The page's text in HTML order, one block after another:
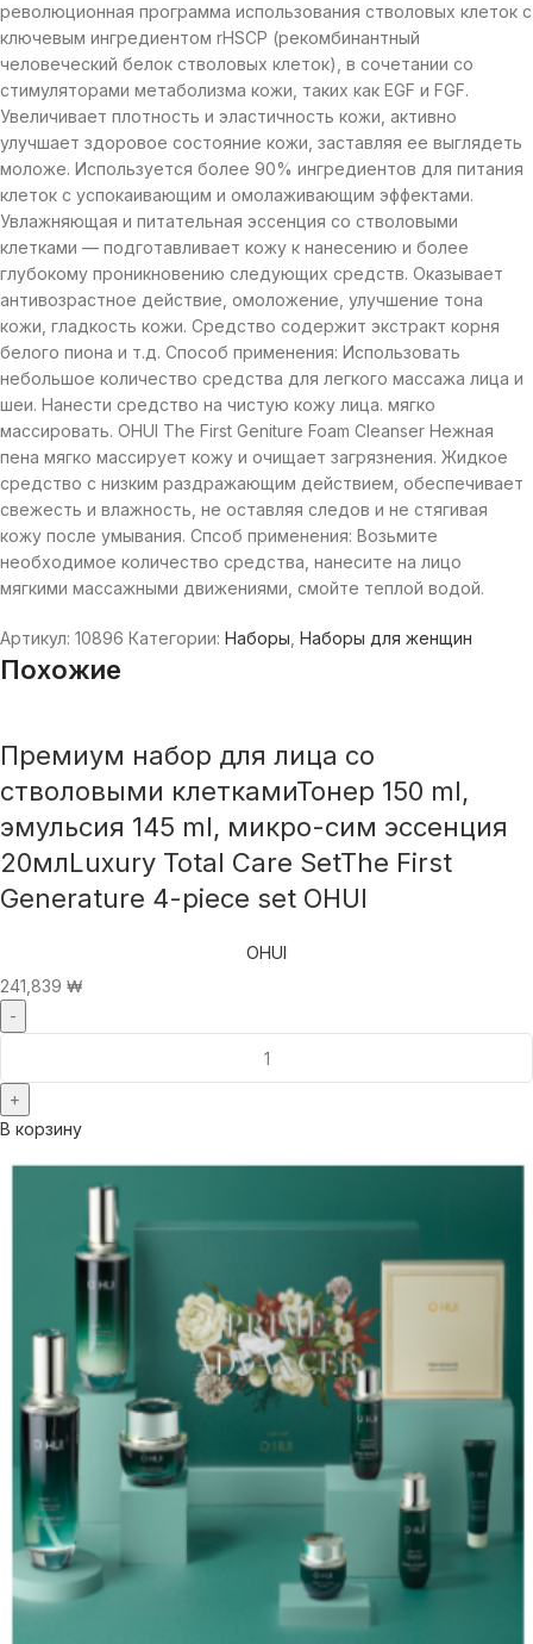
революционная программа использования стволовых клеток с
ключевым ингредиентом rHSCP (рекомбинантный
человеческий белок стволовых клеток), в сочетании со
стимуляторами метаболизма кожи, таких как EGF и FGF.
Увеличивает плотность и эластичность кожи, активно
улучшает здоровое состояние кожи, заставляя ее выглядеть
моложе. Используется более 90% ингредиентов для питания
клеток с успокаивающим и омолаживающим эффектами.
Увлажняющая и питательная эссенция со стволовыми
клетками — подготавливает кожу к нанесению и более
глубокому проникновению следующих средств. Оказывает
антивозрастное действие, омоложение, улучшение тона
кожи, гладкость кожи. Средство содержит экстракт корня
белого пиона и т.д. Способ применения: Использовать
небольшое количество средства для легкого массажа лица и
шеи. Нанести средство на чистую кожу лица. мягко
массировать. OHUI The First Geniture Foam Cleanser Нежная
пена мягко массирует кожу и очищает загрязнения. Жидкое
средство с низким раздражающим действием, обеспечивает
свежесть и влажность, не оставляя следов и не стягивая
кожу после умывания. Спсоб применения: Возьмите
необходимое количество средства, нанесите на лицо
мягкими массажными движениями, смойте теплой водой.
Артикул: 10896 Категории: Наборы Наборы для женщин
Похожие
Премиум набор для лица со
стволовыми клеткамиТонер 150 ml,
эмульсия 145 ml, микро-сим эссенция
20млLuxury Total Care SetThe First
Generature 4-piece set OHUI
OHUI
241,839 ₩
В корзину